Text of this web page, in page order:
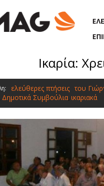
Ικαρία:
ελεύθερες πτήσεις του
Δημοτικά Συμβούλια, ικαριακά